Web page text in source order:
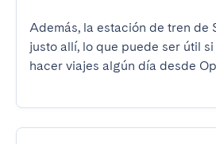
Además, la estación de tren de
justo allí, lo que puede ser útil
hacer viajes algún día desde